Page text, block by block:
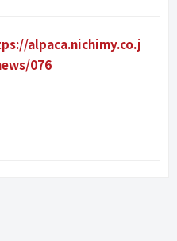
alpaca.nichimy.co.j
076